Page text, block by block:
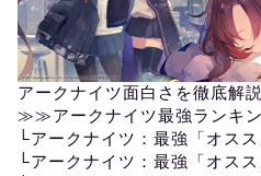
アークナイツ面白さを徹底解説
≫≫アークナイツ最強ランキ
└アークナイツ：最強「オスス
└アークナイツ：最強「オスス